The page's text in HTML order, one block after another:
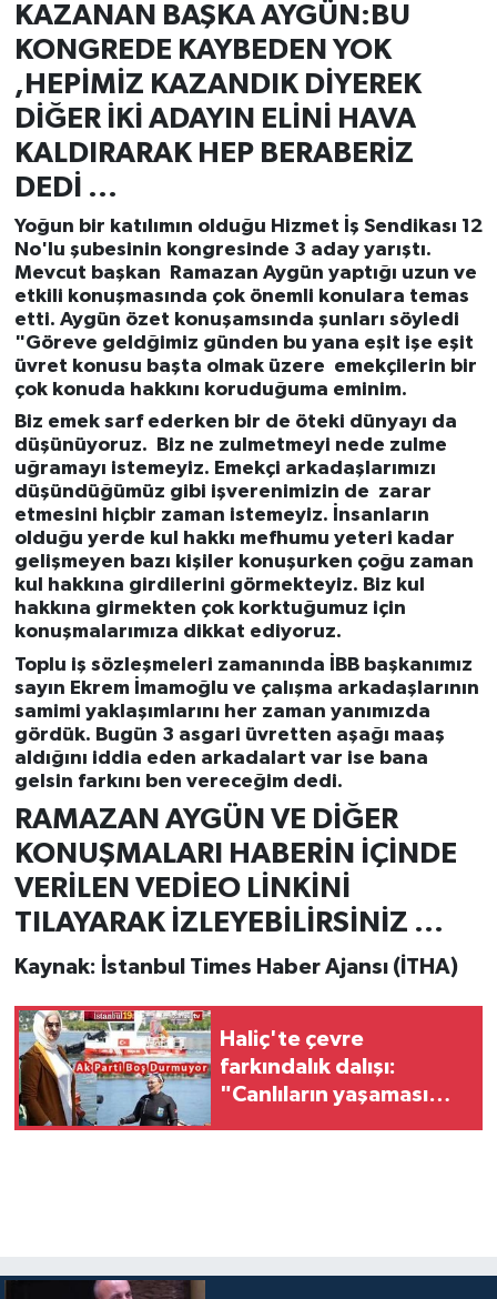
KAZANAN BAŞKA AYGÜN:BU
KONGREDE KAYBEDEN YOK
,HEPİMİZ KAZANDIK DİYEREK
DİĞER İKİ ADAYIN ELİNİ HAVA
KALDIRARAK HEP BERABERİZ
DEDİ ...
Yoğun bir katılımın olduğu Hizmet İş Sendikası 12
No'lu şubesinin kongresinde 3 aday yarıştı.
Mevcut başkan
Ramazan Aygün yaptığı uzun ve
etkili konuşmasında çok önemli konulara temas
etti. Aygün özet konuşamsında şunları söyledi
"Göreve geldğimiz günden bu yana eşit işe eşit
üvret konusu başta olmak üzere emekçilerin bir
çok konuda hakkını koruduğuma eminim.
Biz emek sarf ederken bir de öteki dünyayı da
düşünüyoruz. Biz ne zulmetmeyi nede zulme
uğramayı istemeyiz. Emekçi arkadaşlarımızı
düşündüğümüz gibi işverenimizin de zarar
etmesini hiçbir zaman istemeyiz. İnsanların
olduğu yerde kul hakkı mefhumu yeteri kadar
gelişmeyen bazı kişiler konuşurken çoğu zaman
kul hakkına girdilerini görmekteyiz. Biz kul
hakkına girmekten çok korktuğumuz için
konuşmalarımıza dikkat ediyoruz.
Toplu iş sözleşmeleri zamanında İBB başkanımız
sayın Ekrem İmamoğlu ve çalışma arkadaşlarının
samimi yaklaşımlarını her zaman yanımızda
gördük. Bugün 3 asgari üvretten aşağı maaş
aldığını iddia eden arkadalart var ise bana
gelsin farkını ben vereceğim dedi.
RAMAZAN AYGÜN VE DİĞER
KONUŞMALARI HABERİN İÇİNDE
VERİLEN VEDİEO LİNKİNİ
TILAYARAK İZLEYEBİLİRSİNİZ ...
Kaynak: İstanbul Times Haber Ajansı (İTHA)
Haliç'te çevre
farkındalık dalışı:
"Canlıların yaşaması